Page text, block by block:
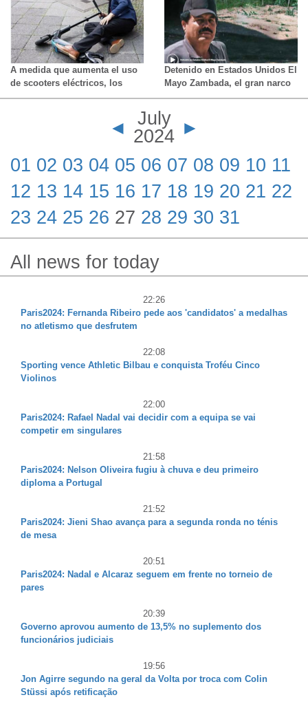
contradictorios
A medida que aumenta el uso
de scooters eléctricos, los
médicos en urgencias están
Detenido en Estados Unidos El
Mayo Zambada, el gran narco
mexicano fundador del Cartel
pisado una cárcel
◄
July
2024 ►
01 02 03 04 05 06 07 08 09 10 11
12 13 14 15 16 17 18 19 20 21 22
23 24 25 26 27 28 29 30 31
All news for today
22:26
Paris2024: Fernanda Ribeiro pede aos 'candidatos' a medalhas
no atletismo que desfrutem
22:08
Sporting vence Athletic Bilbau e conquista Troféu Cinco
Violinos
22:00
Paris2024: Rafael Nadal vai decidir com a equipa se vai
competir em singulares
21:58
Paris2024: Nelson Oliveira fugiu à chuva e deu primeiro
diploma a Portugal
21:52
Paris2024: Jieni Shao avança para a segunda ronda no ténis
de mesa
20:51
Paris2024: Nadal e Alcaraz seguem em frente no torneio de
pares
20:39
Governo aprovou aumento de 13,5% no suplemento dos
funcionários judiciais
19:56
Jon Agirre segundo na geral da Volta por troca com Colin
Stüssi após retificação